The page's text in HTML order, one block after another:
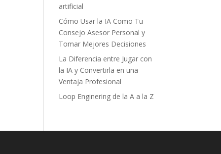
artificial
Cómo Usar la IA Como Tu
Consejo Asesor Personal y
Tomar Mejores Decisiones
La Diferencia entre Jugar con
la IA y Convertirla en una
Ventaja Profesional
Loop Enginering de la A a la Z